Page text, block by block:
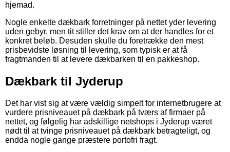
hjemad.
Nogle enkelte dækbark forretninger på nettet yder levering
uden gebyr, men tit stiller det krav om at der handles for et
konkret beløb. Desuden skulle du foretrække den mest
prisbevidste løsning til levering, som typisk er at få
fragtmanden til at levere dækbarken til en pakkeshop.
Dækbark til Jyderup
Det har vist sig at være vældig simpelt for internetbrugere at
vurdere prisniveauet på dækbark på tværs af firmaer på
nettet, og følgelig har adskillige netshops i Jyderup været
nødt til at tvinge prisniveauet på dækbark betragteligt, og
endda nogle gange præstere portofri fragt.